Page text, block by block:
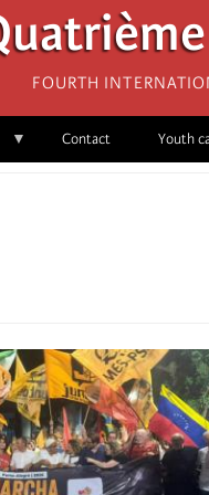
Fourth
Contact Youth